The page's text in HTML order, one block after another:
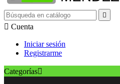

 Cuenta
Iniciar sesión
Registrarme
Categorías